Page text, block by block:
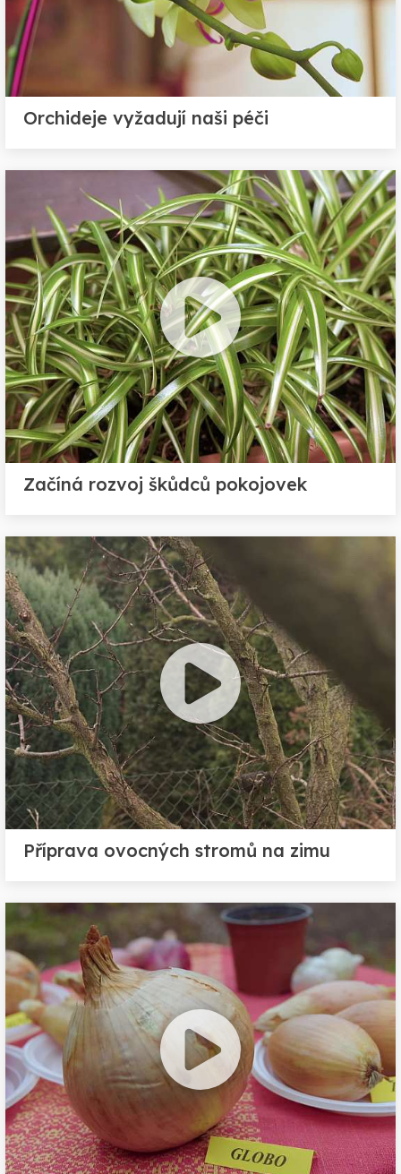
Orchideje vyžadují naši péči
Začíná rozvoj škůdců pokojovek
Příprava ovocných stromů na zimu